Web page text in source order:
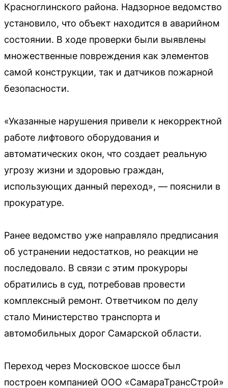
Красноглинского района. Надзорное ведомство
установило, что объект находится в аварийном
состоянии. В ходе проверки были выявлены
множественные повреждения как элементов
самой конструкции, так и датчиков пожарной
безопасности.
«Указанные нарушения привели к некорректной
работе лифтового оборудования и
автоматических окон, что создает реальную
угрозу жизни и здоровью граждан,
использующих данный переход», — пояснили в
прокуратуре.
Ранее ведомство уже направляло предписания
об устранении недостатков, но реакции не
последовало. В связи с этим прокуроры
обратились в суд, потребовав провести
комплексный ремонт. Ответчиком по делу
стало Министерство транспорта и
автомобильных дорог Самарской области.
Переход через Московское шоссе был
построен компанией ООО «СамараТрансСтрой»